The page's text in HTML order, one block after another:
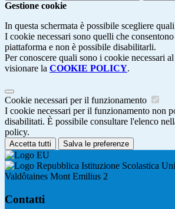
Gestione cookie
In questa schermata è possibile scegliere
I cookie necessari sono quelli che
piattaforma e non è possibile disabilitarli.
Per conoscere quali sono i cookie necessari
visionare la COOKIE POLICY.
Cookie necessari per il funzionamento
I cookie necessari per il funzionamento non
disabilitati. È possibile consultare l'elenco
policy.
Accetta tutti Salva le preferenze
Istituzione Scolastica
Valdôtaines Mont Emilius 2
Contatti